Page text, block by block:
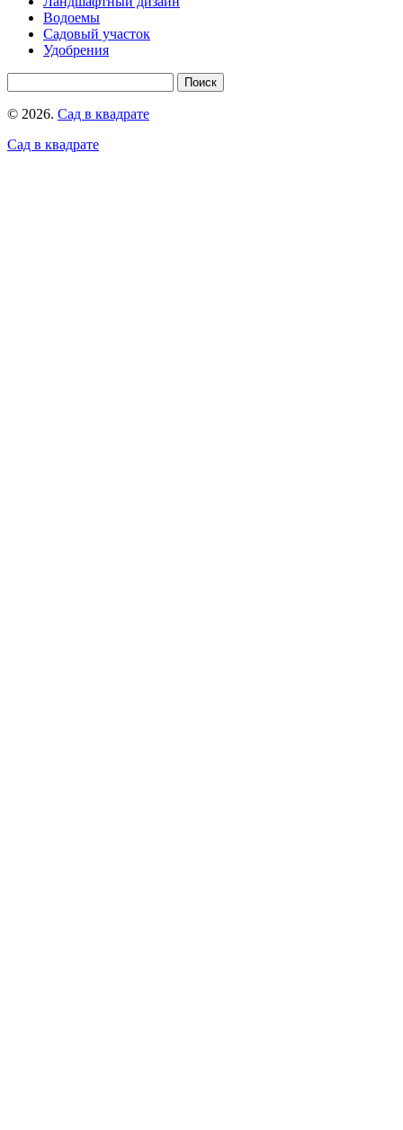
Водоемы
Садовый участок
Удобрения
© 2026. Сад в квадрате
Сад в квадрате